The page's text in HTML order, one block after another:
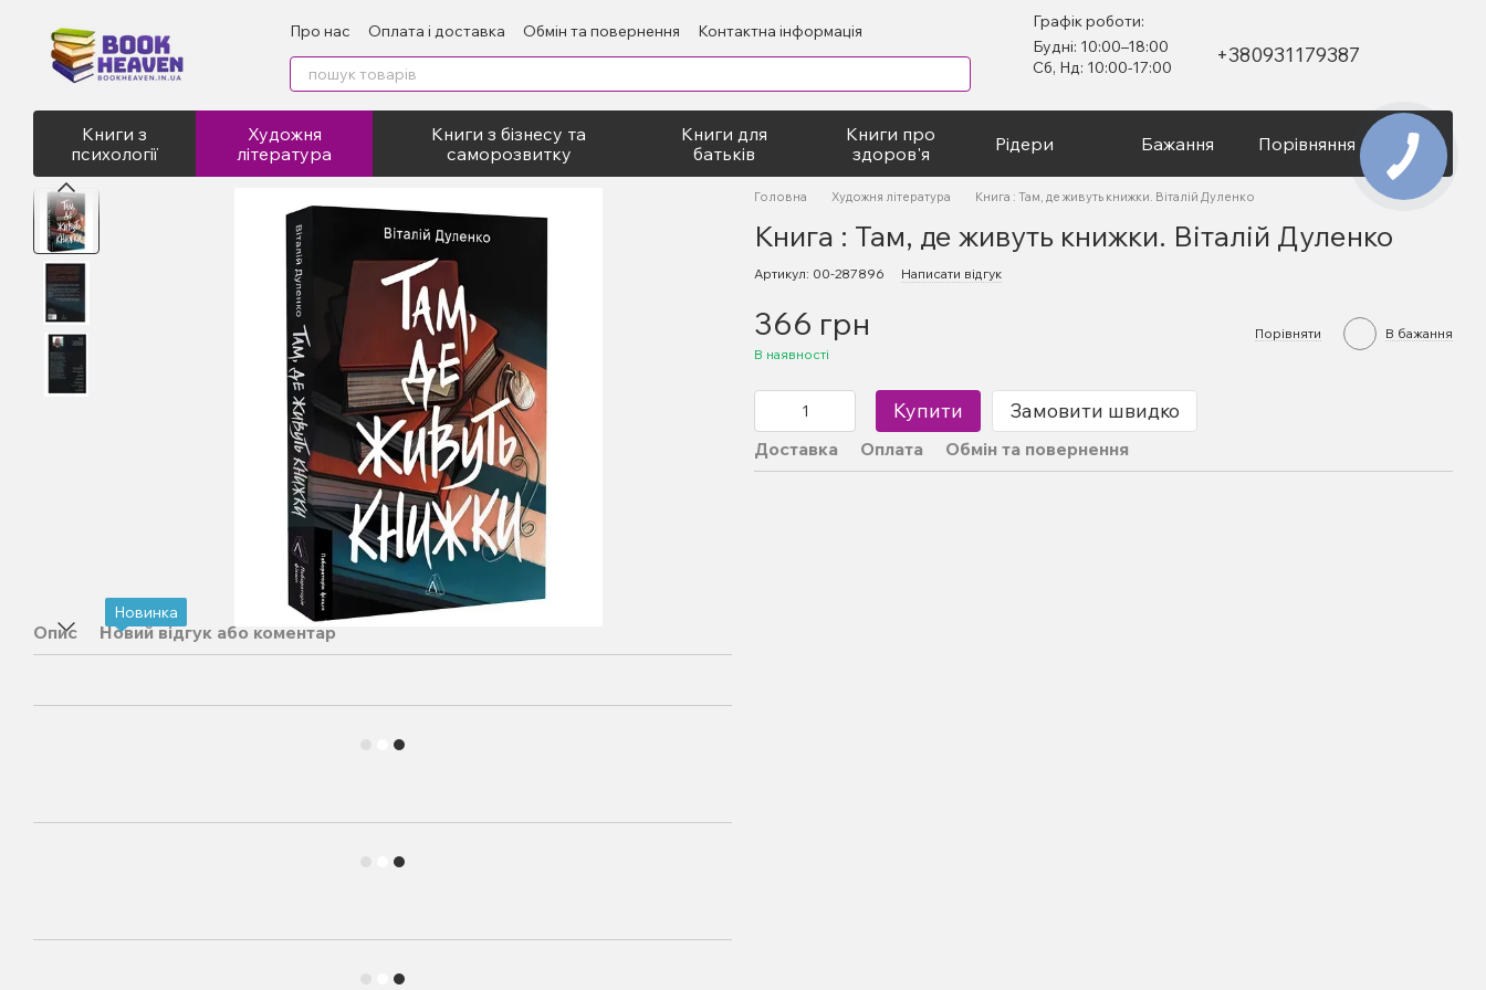
Про нас Оплата і доставка Обмін та повернення
Контактна інформація
Відгуки про магазин
Публічний договір
Графік роботи:
Будні: 10:00–18:00
Сб, Нд: 10:00-17:00
+380931179387
Книги з
психології
Художня
література
Книги з бізнесу та
саморозвитку
Книги для
батьків
Книги про
здоров'я
Рідери Бажання Порівняння Вхід
Новинка
Опис Новий відгук або коментар
Головна Художня література Книга : Там, де живуть книжки. Віталій Дуленко
Книга : Там, де живуть книжки. Віталій Дуленко
Артикул: 00-287896 Написати відгук
366 грн
В наявності
Порівняти В бажання
Купити Замовити швидко
Доставка Оплата Обмін та повернення